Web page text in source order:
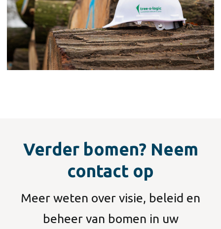
Verder bomen? Neem
contact op
Meer weten over visie, beleid en
beheer van bomen in uw